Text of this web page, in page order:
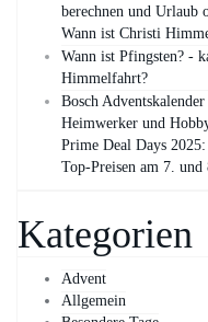
berechnen und Urlaub
Wann ist Christi
Wann ist Pfingsten? -
Himmelfahrt?
Bosch
Heimwerker und
Prime Deal Days
Top-Preisen am 7.
Kategorien
Advent
Allgemein